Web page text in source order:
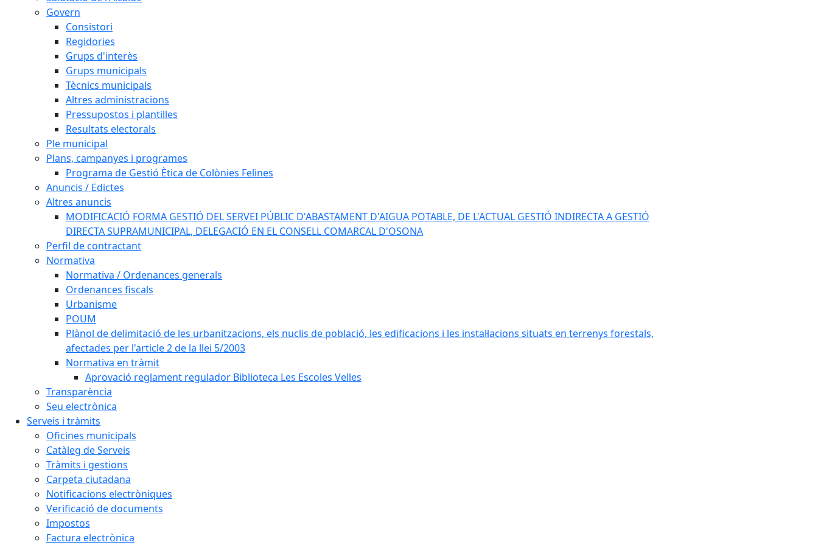
Govern
Consistori
Regidories
Grups d'interès
Grups municipals
Tècnics municipals
Altres administracions
Pressupostos i plantilles
Resultats electorals
Ple municipal
Plans, campanyes i programes
Programa de Gestió Ètica de Colònies Felines
Anuncis / Edictes
Altres anuncis
MODIFICACIÓ FORMA GESTIÓ DEL SERVEI PÚBLIC D'ABASTAMENT D'AIGUA POTABLE, DE L'ACTUAL GESTIÓ INDIRECTA A GESTIÓ
DIRECTA SUPRAMUNICIPAL, DELEGACIÓ EN EL CONSELL COMARCAL D'OSONA
Perfil de contractant
Normativa
Normativa / Ordenances generals
Ordenances fiscals
Urbanisme
POUM
Plànol de delimitació de les urbanitzacions, els nuclis de població, les edificacions i les instal·lacions situats en terrenys forestals,
afectades per l'article 2 de la llei 5/2003
Normativa en tràmit
Aprovació reglament regulador Biblioteca Les Escoles Velles
Transparència
Seu electrònica
Serveis i tràmits
Oficines municipals
Catàleg de Serveis
Tràmits i gestions
Carpeta ciutadana
Notificacions electròniques
Verificació de documents
Impostos
Factura electrònica